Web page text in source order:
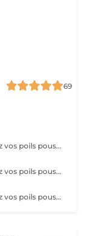
69
Pour préparer votre peau à l'épilation, laissez vos poils pousser pendant au moins deux semaines après le dernier rasage pour assurer une longueur adéquate. Il est également recommandé, mais non indispensable, d'effectuer un gommage doux 24 heures avant la séance pour éliminer les cellules mortes et faciliter l'extraction des poils. Le jour de l'épilation, évitez d'appliquer des crèmes ou des huiles sur la zone concernée afin d'assurer une bonne adhérence de la cire. Enfin, protégez votre peau en évitant l'exposition au soleil ou les séances de bronzage, qui pourraient la rendre plus sensible et irritable.
Pour préparer votre peau à l'épilation, laissez vos poils pousser pendant au moins deux semaines après le dernier rasage pour assurer une longueur adéquate. Il est également recommandé, mais non indispensable, d'effectuer un gommage doux 24 heures avant la séance pour éliminer les cellules mortes et faciliter l'extraction des poils. Le jour de l'épilation, évitez d'appliquer des crèmes ou des huiles sur la zone concernée afin d'assurer une bonne adhérence de la cire. Enfin, protégez votre peau en évitant l'exposition au soleil ou les séances de bronzage, qui pourraient la rendre plus sensible et irritable.
Pour préparer votre peau à l'épilation, laissez vos poils pousser pendant au moins deux semaines après le dernier rasage pour assurer une longueur adéquate. Il est également recommandé, mais non indispensable, d'effectuer un gommage doux 24 heures avant la séance pour éliminer les cellules mortes et faciliter l'extraction des poils. Le jour de l'épilation, évitez d'appliquer des crèmes ou des huiles sur la zone concernée afin d'assurer une bonne adhérence de la cire. Enfin, protégez votre peau en évitant l'exposition au soleil ou les séances de bronzage, qui pourraient la rendre plus sensible et irritable.